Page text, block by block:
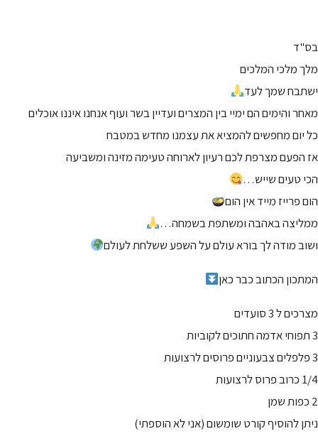
בס"ד
מלך מלכי המלכים
ישתבח שמך לעד
מאחר והימים הם ימיי בין המצרים ועדיין בשר ועוף אנחנו איננו אוכלים
כל יום מחפשים להמציא את עצמנו מחדש במטבח
אז הפעם מצרפת לכם רעיון לארוחה טעימה מזינה ומשביעה
הכי טעים שייש…
הום פרייז מייד אין הום
ממליצה באהבה ומשתפת בשמחה…
ושוב מודה לך בורא עולם על השפע ששלחת לעולם
המתכון הכתוב כבר כאן
מצרכים ל 3 סועדים
3 תפוחי אדמה חתוכים לקוביות
3 פלפלים צבעוניים פרוסים לרצועות
1/4 כרוב פרוס לרצועות
2 כפות שמן
ניתן להוסיף קורט שומשום (אני לא הוספתי)